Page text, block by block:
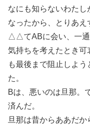
なにも知らないわたし
なったから、とりあ
△△てABに会い、一通
気持ちを考えたとき可
も最後まで阻止しよ
た。
Bは、悪いのは旦那。
済んだ。
旦那は昔からああだ